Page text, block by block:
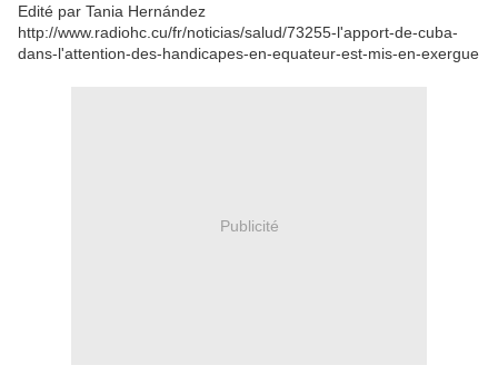
Edité par Tania Hernández
http://www.radiohc.cu/fr/noticias/salud/73255-l'apport-de-cuba-
dans-l'attention-des-handicapes-en-equateur-est-mis-en-exergue
Publicité